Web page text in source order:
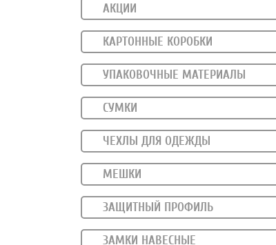
АКЦИИ
КАРТОННЫЕ КОРОБКИ
УПАКОВОЧНЫЕ МАТЕРИАЛЫ
СУМКИ
ЧЕХЛЫ ДЛЯ ОДЕЖДЫ
МЕШКИ
ЗАЩИТНЫЙ ПРОФИЛЬ
ЗАМКИ НАВЕСНЫЕ